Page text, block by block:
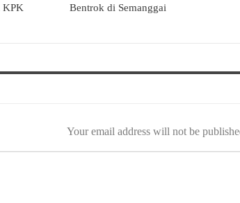
KPK
Bentrok di Semanggai
Your email address will not be